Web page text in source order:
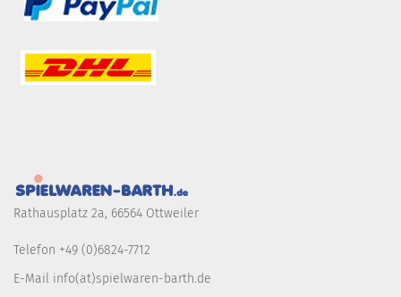
Rathausplatz 2a, 66564 Ottweiler
Telefon +49 (0)6824-7712
E-Mail info(at)spielwaren-barth.de